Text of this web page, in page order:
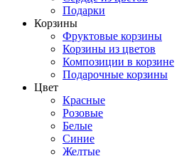
Подарки
Корзины
Фруктовые корзины
Корзины из цветов
Композиции в корзине
Подарочные корзины
Цвет
Красные
Розовые
Белые
Синие
Желтые